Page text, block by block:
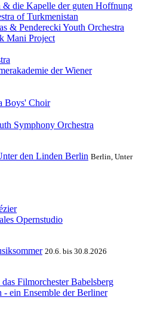
& die Ka­pelle der gu­ten Hoff­nung
of Turk­menistan
& Pen­de­recki Youth Orchestra
Mani Project
der Wiener
Boys' Choir
Symphony Orchestra
den Linden Berlin Berlin, Unter
Opernstudio
20.6. bis 30.8.2026
Filmorchester Babelsberg
ein Ensemble der Berliner